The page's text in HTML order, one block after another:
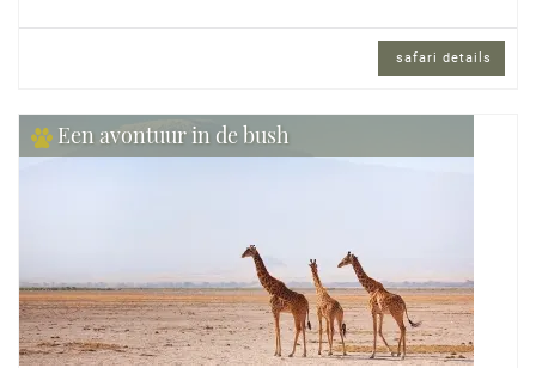
safari details
Een avontuur in de bush